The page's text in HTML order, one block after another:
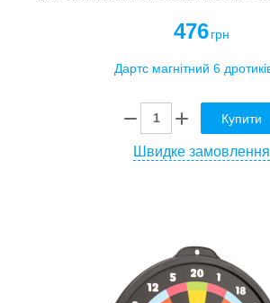
476 грн
Купити
Швидке замовлення